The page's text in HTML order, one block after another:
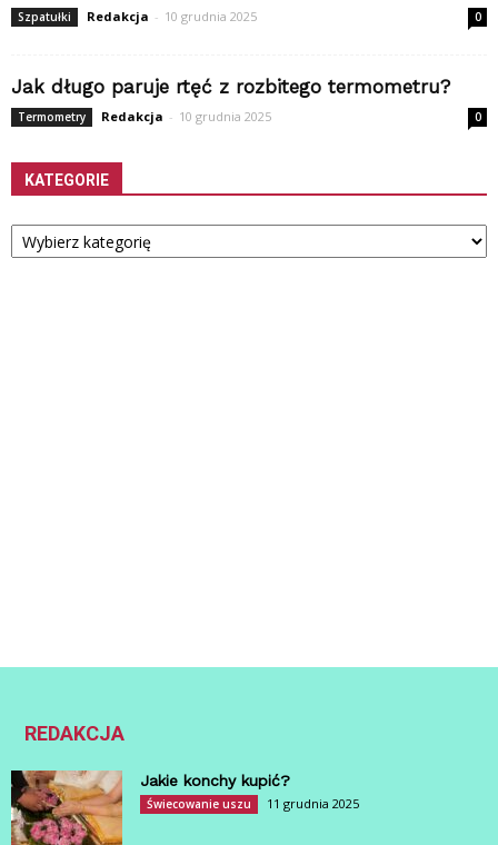
Szpatułki Redakcja - 10 grudnia 2025 0
Jak długo paruje rtęć z rozbitego termometru?
Termometry Redakcja - 10 grudnia 2025 0
KATEGORIE
Kategorie
REDAKCJA
Jakie konchy kupić?
Świecowanie uszu 11 grudnia 2025